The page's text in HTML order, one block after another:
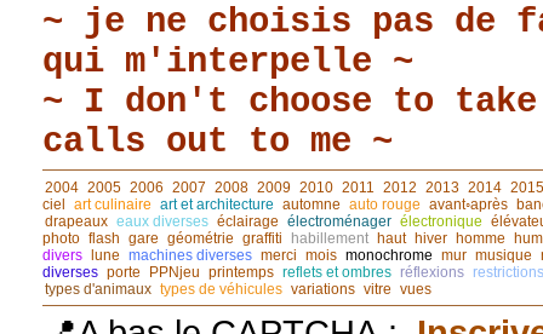
~ je ne choisis pas de
qui m'interpelle ~
~ I don't choose to
calls out to me ~
2004 2005 2006 2007 2008 2009 2010 2011 2012 2013 2014 2015
ciel art culinaire art et architecture automne auto rouge avant◦après
drapeaux eaux diverses éclairage électroménager électronique
photo flash gare géométrie graffiti habillement haut hiver homme
divers lune machines diverses merci mois monochrome mur musique
diverses porte PPNjeu printemps reflets et ombres réflexions restrictions
types d'animaux types de véhicules variations vitre vues